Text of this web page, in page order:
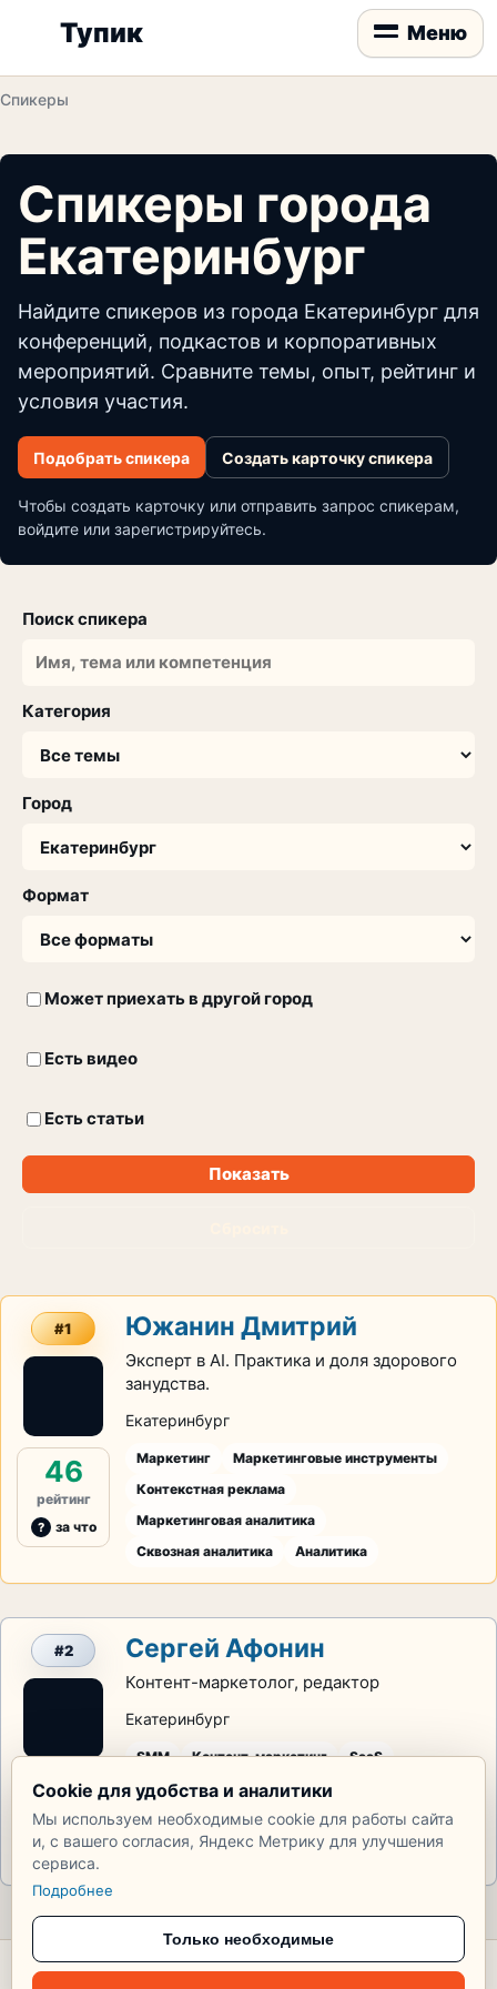
Тупик Меню
Спикеры
Спикеры города
Екатеринбург
Найдите спикеров из города Екатеринбург для
конференций, подкастов и корпоративных
мероприятий. Сравните темы, опыт, рейтинг и
условия участия.
Подобрать спикера Создать карточку спикера
Чтобы создать карточку или отправить запрос спикерам,
войдите или зарегистрируйтесь.
Поиск спикера
Категория
Город
Формат
Может приехать в другой город
Есть видео
Есть статьи
Показать
#1
46
рейтинг
за что
Южанин Дмитрий
Эксперт в AI. Практика и доля здорового
занудства.
Екатеринбург
Маркетинг
Маркетинговые инструменты
Контекстная реклама
Маркетинговая аналитика
Сквозная аналитика
Аналитика
#2
20
рейтинг
за что
Сергей Афонин
Контент-маркетолог, редактор
Екатеринбург
SMM Контент-маркетинг
SaaS
Чат-боты
Обучение персонала
© 2026 Тупик
Cookie для удобства и аналитики
Мы используем необходимые cookie для работы сайта
и, с вашего согласия, Яндекс Метрику для улучшения
сервиса.
Подробнее
Только необходимые